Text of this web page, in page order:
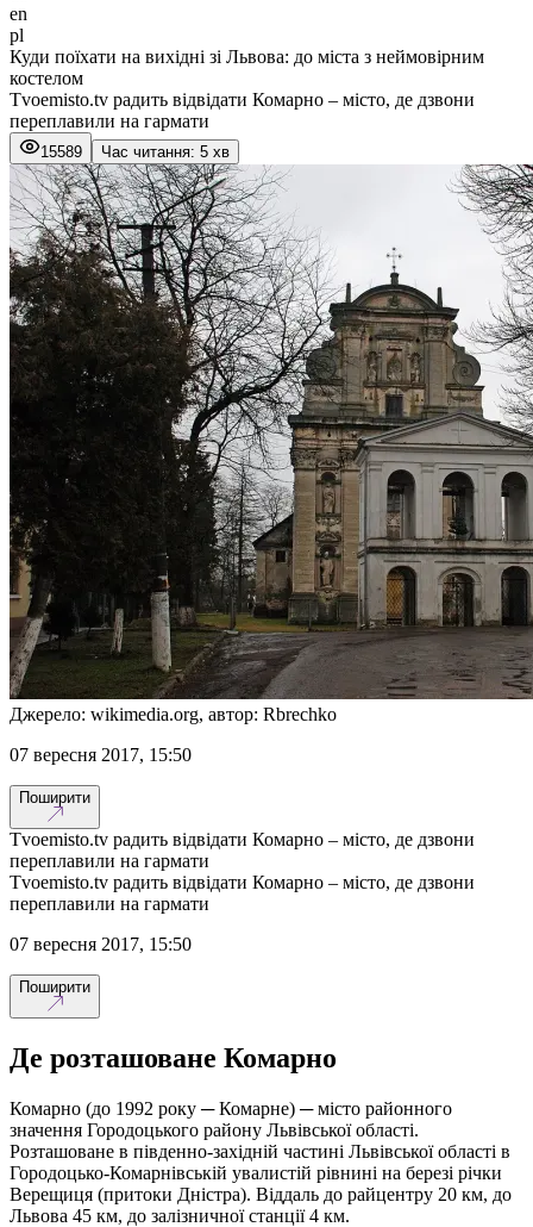
en
pl
Куди поїхати на вихідні зі Львова: до міста з неймовірним
костелом
Tvoemisto.tv радить відвідати Комарно – місто, де дзвони
переплавили на гармати
15589 Час читання: 5 хв
Джерело: wikimedia.org, автор: Rbrechko
07 вересня 2017, 15:50
Поширити
Tvoemisto.tv радить відвідати Комарно – місто, де дзвони
переплавили на гармати
Tvoemisto.tv радить відвідати Комарно – місто, де дзвони
переплавили на гармати
07 вересня 2017, 15:50
Поширити
Де розташоване Комарно
Комарно (до 1992 року ─ Комарне) ─ місто районного
значення Городоцького району Львівської області.
Розташоване в південно-західній частині Львівської області в
Городоцько-Комарнівській увалистій рівнині на березі річки
Верещиця (притоки Дністра). Віддаль до райцентру 20 км, до
Львова 45 км, до залізничної станції 4 км.